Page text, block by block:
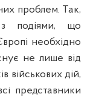
проблем. Так,
подіями, що
необхідно
не лише від
військових дій,
представники